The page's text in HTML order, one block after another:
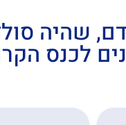
שהיה
לכנס